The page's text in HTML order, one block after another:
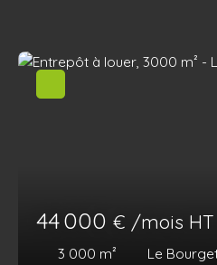
44 000 € /mois HT
3 000 m² Le